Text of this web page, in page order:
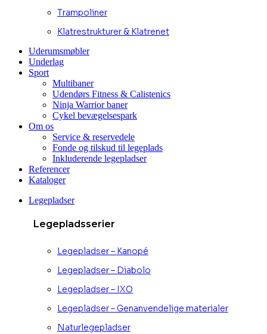
Trampoliner
Klatrestrukturer & Klatrenet
Uderumsmøbler
Underlag
Sport
Multibaner
Udendørs Fitness & Calistenics
Ninja Warrior baner
Cykel bevægelsespark
Om os
Service & reservedele
Fonde og tilskud til legeplads
Inkluderende legepladser
Referencer
Kataloger
Legepladser
Legepladsserier
Legepladser – Kanopé
Legepladser – Diabolo
Legepladser – IXO
Legepladser – Genanvendelige materialer
Naturlegepladser